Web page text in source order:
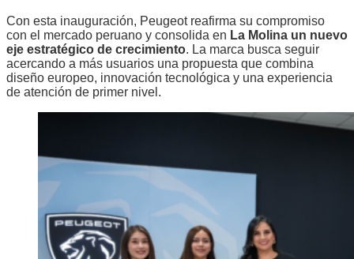
Con esta inauguración, Peugeot reafirma su compromiso
con el mercado peruano y consolida en La Molina un nuevo
eje estratégico de crecimiento. La marca busca seguir
acercando a más usuarios una propuesta que combina
diseño europeo, innovación tecnológica y una experiencia
de atención de primer nivel.